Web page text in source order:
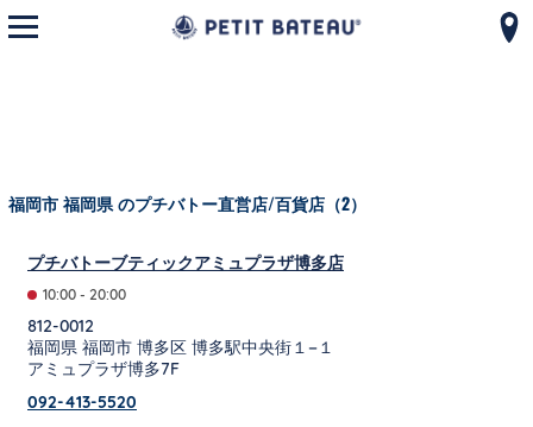
モバイルメニューを開く
福岡市 福岡県 のプチバトー直営店/百貨店（2）
プチバトーブティックアミュプラザ博多店
10:00 - 20:00
812-0012
福岡県 福岡市 博多区 博多駅中央街１−１
アミュプラザ博多7F
092-413-5520